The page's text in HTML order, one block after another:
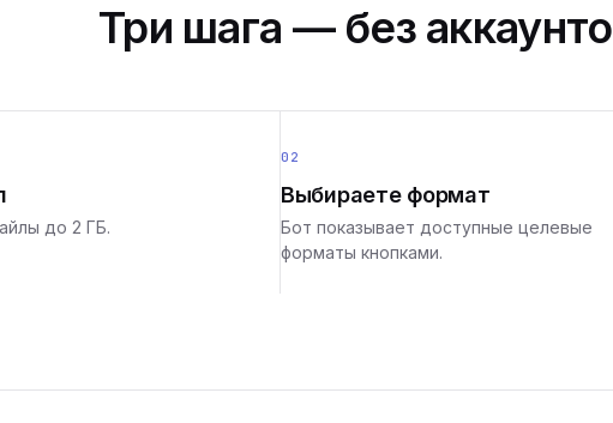
Три шага — без
до 2 ГБ.
02
Выбираете формат
Бот показывает доступные целевые
форматы кнопками.